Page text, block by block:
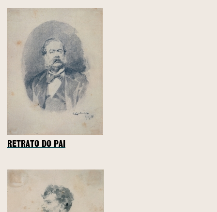
RETRATO DO PAI